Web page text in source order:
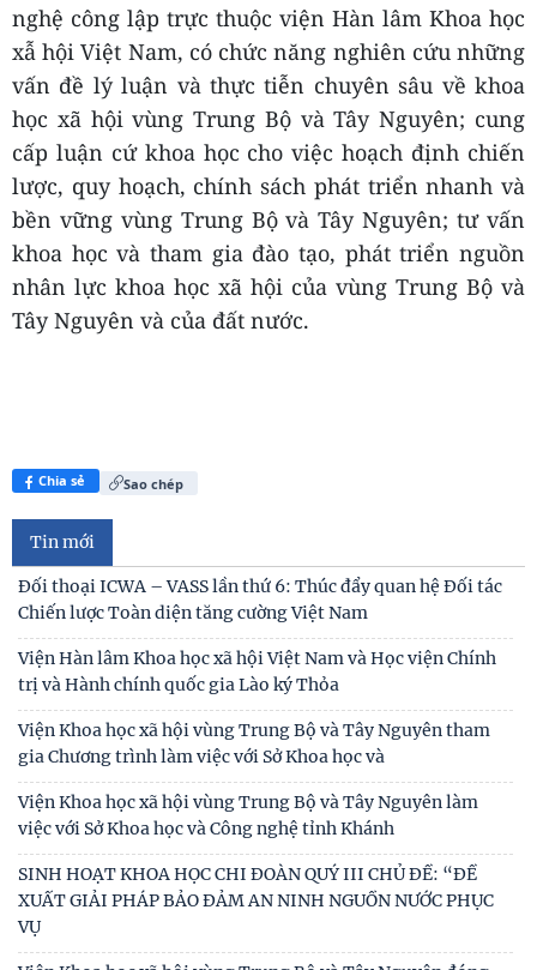
nghệ công lập trực thuộc viện Hàn lâm Khoa học
xẫ hội Việt Nam, có chức năng nghiên cứu những
vấn đề lý luận và thực tiễn chuyên sâu về khoa
học xã hội vùng Trung Bộ và Tây Nguyên; cung
cấp luận cứ khoa học cho việc hoạch định chiến
lược, quy hoạch, chính sách phát triển nhanh và
bền vững vùng Trung Bộ và Tây Nguyên; tư vấn
khoa học và tham gia đào tạo, phát triển nguồn
nhân lực khoa học xã hội của vùng Trung Bộ và
Tây Nguyên và của đất nước.
Chia sẻ Sao chép
Tin mới
Đối thoại ICWA – VASS lần thứ 6: Thúc đẩy quan hệ Đối tác
Chiến lược Toàn diện tăng cường Việt Nam
Viện Hàn lâm Khoa học xã hội Việt Nam và Học viện Chính
trị và Hành chính quốc gia Lào ký Thỏa
Viện Khoa học xã hội vùng Trung Bộ và Tây Nguyên tham
gia Chương trình làm việc với Sở Khoa học và
Viện Khoa học xã hội vùng Trung Bộ và Tây Nguyên làm
việc với Sở Khoa học và Công nghệ tỉnh Khánh
SINH HOẠT KHOA HỌC CHI ĐOÀN QUÝ III CHỦ ĐỀ: “ĐỀ
XUẤT GIẢI PHÁP BẢO ĐẢM AN NINH NGUỒN NƯỚC PHỤC
VỤ